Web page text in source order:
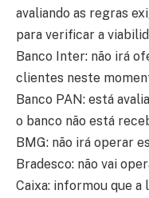
avaliando as regras
para verificar a
Banco Inter: não irá
clientes neste
Banco PAN: está
o banco não está
BMG: não irá operar
Bradesco: não vai
Caixa: informou que a